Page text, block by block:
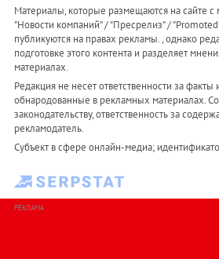
Материалы, которые размещаются на сайте с
"Новости компаний" / "Пресрелиз" /
публикуются на правах рекламы. , однако
подготовке этого контента и разделяет
материалах.
Редакция не несет ответственности за
обнародованные в рекламных материалах.
законодательству, ответственность за
рекламодатель.
Субъект в сфере онлайн-медиа;
РЕКЛАМА